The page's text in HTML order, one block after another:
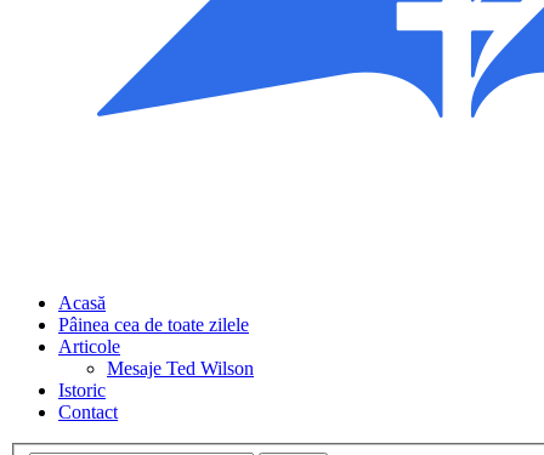
Acasă
Pâinea cea de toate zilele
Articole
Mesaje Ted Wilson
Istoric
Contact